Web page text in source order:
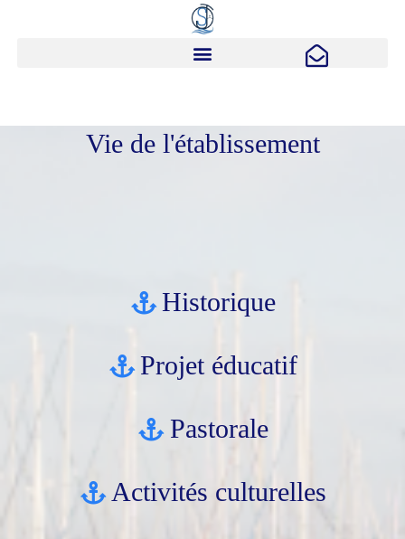
Vie de l'établissement
Historique
Projet éducatif
Pastorale
Activités culturelles